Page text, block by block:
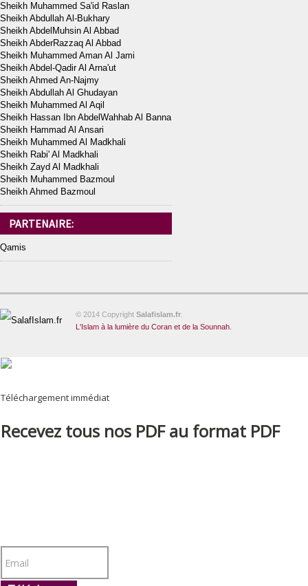
Sheikh Muhammed Sa'id Raslan
Sheikh Abdullah Al-Bukhary
Sheikh AbdelMuhsin Al Abbad
Sheikh AbderRazzaq Al Abbad
Sheikh Muhammed Aman Al Jami
Sheikh Abdel-Qadir Al Arna'ut
Sheikh Ahmed An-Najmy
Sheikh Abdullah Al Ghudayan
Sheikh Muhammed Al Aqil
Sheikh Hassan Ibn AbdelWahhab Al Banna
Sheikh Hammad Al Ansari
Sheikh Muhammed Al Madkhali
Sheikh Rabi' Al Madkhali
Sheikh Zayd Al Madkhali
Sheikh Muhammed Bazmoul
Sheikh Ahmed Bazmoul
PARTENAIRE:
Qamis
© 2014 Copyright Salafislam.fr
L'Islam à la lumière du Coran et de la Sounnah.
Téléchargement immédiat
Recevez tous nos PDF au format PDF